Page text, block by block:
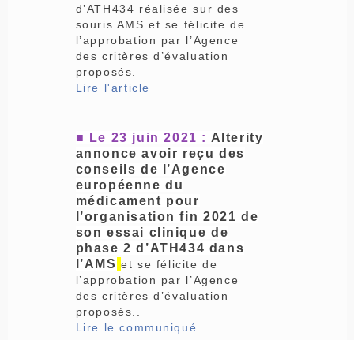
d’ATH434 réalisée sur des
souris AMS.et se félicite de
l’approbation par l’Agence
des critères d’évaluation
proposés.
Lire l'article
■ Le 23 juin 2021 : Alterity
annonce avoir reçu des
conseils de l’Agence
européenne du
médicament pour
l’organisation fin 2021 de
son essai clinique de
phase 2 d’ATH434 dans
l’AMS et se félicite de
l’approbation par l’Agence
des critères d’évaluation
proposés..
Lire le communiqué